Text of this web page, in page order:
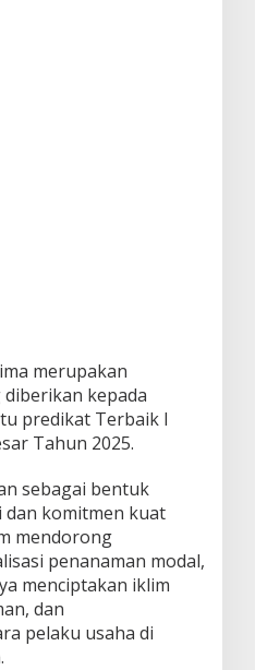
merupakan
kepada
predikat Terbaik I
Tahun 2025.
sebagai bentuk
komitmen kuat
mendorong
penanaman modal,
menciptakan iklim
dan
pelaku usaha di